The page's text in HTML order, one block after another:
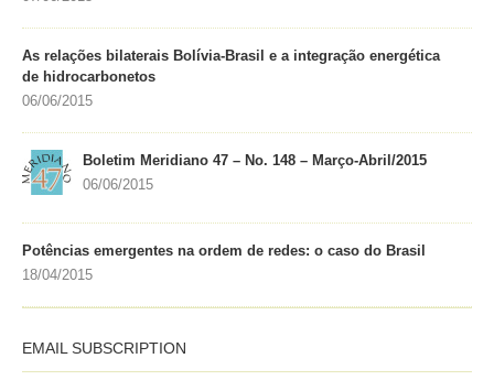
As relações bilaterais Bolívia-Brasil e a integração energética
de hidrocarbonetos
06/06/2015
Boletim Meridiano 47 – No. 148 – Março-Abril/2015
06/06/2015
Potências emergentes na ordem de redes: o caso do Brasil
18/04/2015
EMAIL SUBSCRIPTION